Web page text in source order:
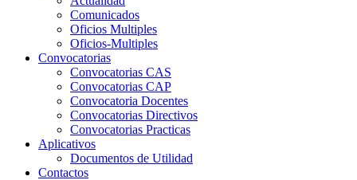
Comunicados
Oficios Multiples
Oficios-Multiples
Convocatorias
Convocatorias CAS
Convocatorias CAP
Convocatoria Docentes
Convocatorias Directivos
Convocatorias Practicas
Aplicativos
Documentos de Utilidad
Contactos